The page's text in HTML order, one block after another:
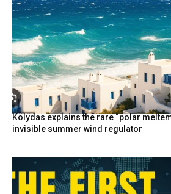
Kolydas explains the rare “polar
invisible summer wind regulator